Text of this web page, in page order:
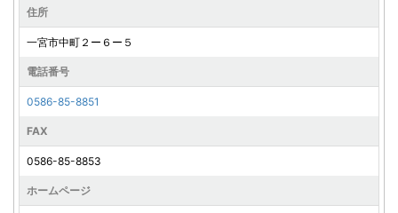
住所
一宮市中町２ー６ー５
電話番号
0586-85-8851
FAX
0586-85-8853
ホームページ